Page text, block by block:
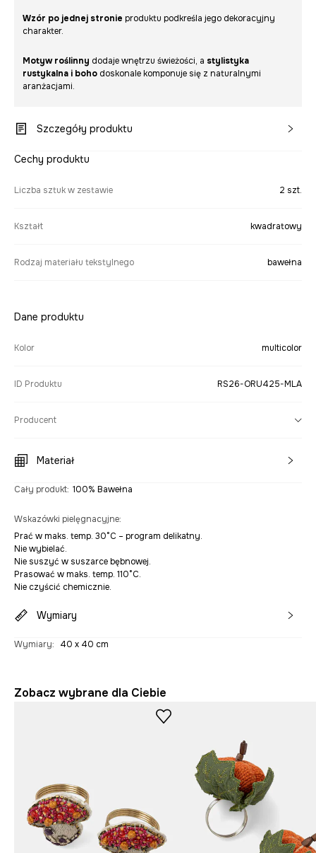
Wzór po jednej stronie produktu podkreśla jego dekoracyjny
charakter.
Motyw roślinny dodaje wnętrzu świeżości, a stylistyka
rustykalna i boho doskonale komponuje się z naturalnymi
aranżacjami.
Szczegóły produktu
Cechy produktu
Liczba sztuk w zestawie 2 szt.
Kształt kwadratowy
Rodzaj materiału tekstylnego bawełna
Dane produktu
Kolor multicolor
ID Produktu RS26-ORU425-MLA
Producent
Materiał
Cały produkt: 100% Bawełna
Wskazówki pielęgnacyjne:
Prać w maks. temp. 30°C – program delikatny.
Nie wybielać.
Nie suszyć w suszarce bębnowej.
Prasować w maks. temp. 110°C.
Nie czyścić chemicznie.
Wymiary
Wymiary: 40 x 40 cm
Zobacz wybrane dla Ciebie